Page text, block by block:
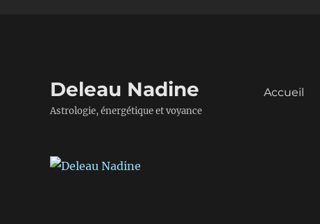
Deleau Nadine
Astrologie, énergétique et voyance
Accueil